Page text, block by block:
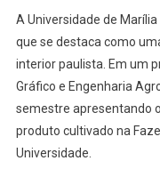
A Universidade de
que se destaca como
interior paulista. Em um
Gráfico e Engenharia
semestre apresentando
produto cultivado na
Universidade.